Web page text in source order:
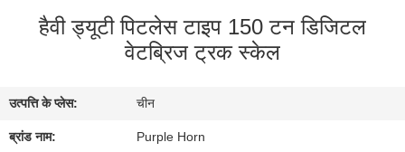
भ्रमण
नियंत्रण
हैवी ड्यूटी पिटलेस टाइप 150 टन डिजिटल
वेटब्रिज ट्रक स्केल
उत्पत्ति के प्लेस: चीन
ब्रांड नाम: Purple Horn